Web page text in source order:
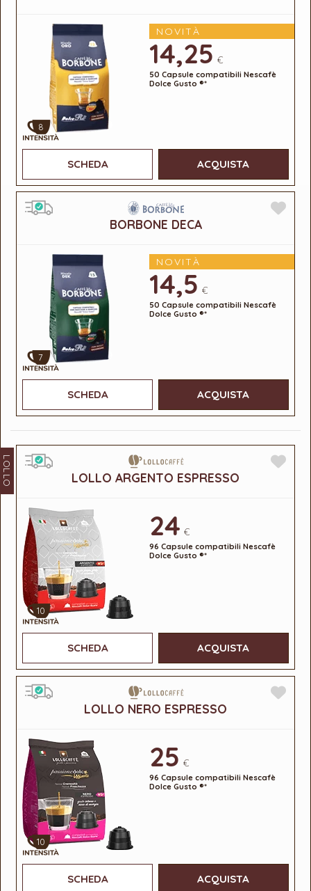
8
NOVITÀ
14,25 €
50 Capsule compatibili Nescafè
Dolce Gusto ®*
SCHEDA ACQUISTA
BORBONE DECA
7
NOVITÀ
14,5 €
50 Capsule compatibili Nescafè
Dolce Gusto ®*
SCHEDA ACQUISTA
LOLLO LOLLO ARGENTO ESPRESSO
10
24 €
96 Capsule compatibili Nescafè
Dolce Gusto ®*
SCHEDA ACQUISTA
LOLLO NERO ESPRESSO
10
25 €
96 Capsule compatibili Nescafè
Dolce Gusto ®*
SCHEDA ACQUISTA